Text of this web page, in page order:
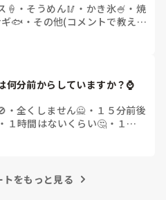
🍦 ・ そうめん🥢 ・ かき氷🍧 ・ 焼
🐟 ・ その他(コメントで教え
何分前からしていますか？⌚
・ 全くしません🙅 ・ １５分前後
・ １時間はないくらい🤔 ・ １時
トをもっと見る